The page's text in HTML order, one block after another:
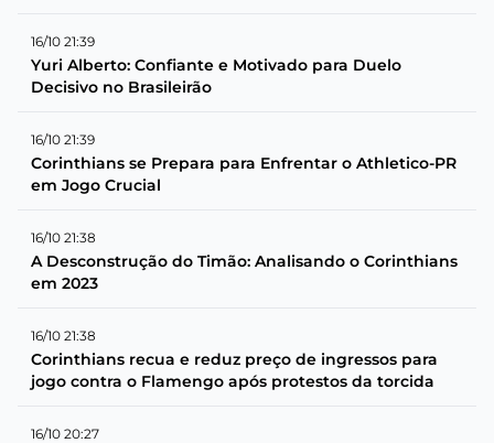
16/10 21:39
Yuri Alberto: Confiante e Motivado para Duelo
Decisivo no Brasileirão
16/10 21:39
Corinthians se Prepara para Enfrentar o Athletico-PR
em Jogo Crucial
16/10 21:38
A Desconstrução do Timão: Analisando o Corinthians
em 2023
16/10 21:38
Corinthians recua e reduz preço de ingressos para
jogo contra o Flamengo após protestos da torcida
16/10 20:27